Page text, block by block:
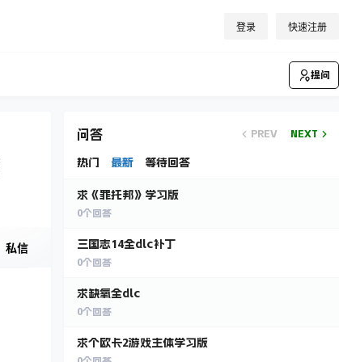
登录 快速注册
提问
私信
问答 PREV NEXT
热门 最新 等待回答
求《罪托邦》学习版
0个回答
三国志14全dlc补丁
0个回答
求缺氧全dlc
0个回答
求个欧卡2游戏主体学习版